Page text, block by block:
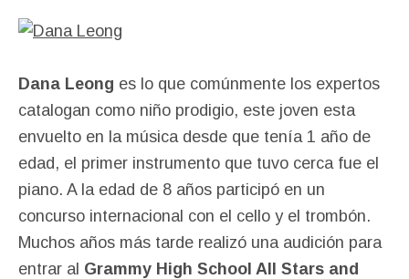
Dana Leong es lo que comúnmente los expertos
catalogan como niño prodigio, este joven esta
envuelto en la música desde que tenía 1 año de
edad, el primer instrumento que tuvo cerca fue el
piano. A la edad de 8 años participó en un
concurso internacional con el cello y el trombón.
Muchos años más tarde realizó una audición para
entrar al Grammy High School All Stars and